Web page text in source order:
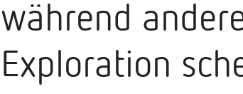
während
Exploration